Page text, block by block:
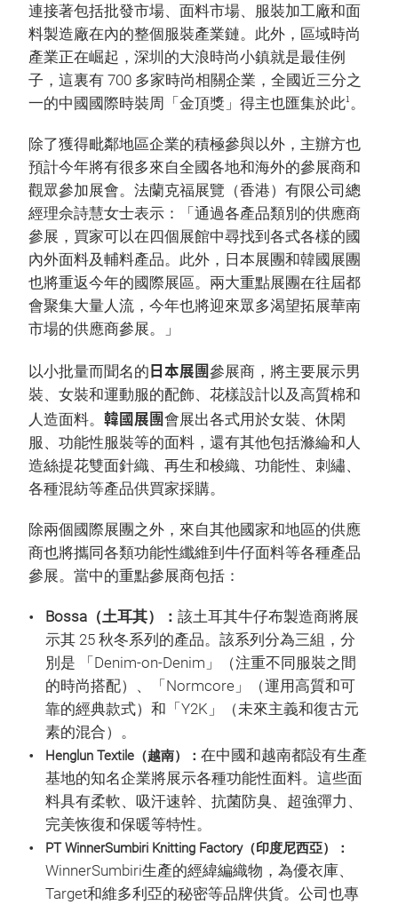
連接著包括批發市場、面料市場、服裝加工廠和面
料製造廠在內的整個服裝產業鏈。此外，區域時尚
產業正在崛起，深圳的大浪時尚小鎮就是最佳例
子，這裏有 700 多家時尚相關企業，全國近三分之
一的中國國際時裝周「金頂獎」得主也匯集於此1。
除了獲得毗鄰地區企業的積極參與以外，主辦方也
預計今年將有很多來自全國各地和海外的參展商和
觀眾參加展會。法蘭克福展覽（香港）有限公司總
經理佘詩慧女士表示：「通過各產品類別的供應商
參展，買家可以在四個展館中尋找到各式各樣的國
內外面料及輔料產品。此外，日本展團和韓國展團
也將重返今年的國際展區。兩大重點展團在往屆都
會聚集大量人流，今年也將迎來眾多渴望拓展華南
市場的供應商參展。」
以小批量而聞名的日本展團參展商，將主要展示男
裝、女裝和運動服的配飾、花樣設計以及高質棉和
人造面料。 韓國展團會展出各式用於女裝、休閑
服、功能性服裝等的面料，還有其他包括滌綸和人
造絲提花雙面針織、再生和梭織、功能性、刺繡、
各種混紡等產品供買家採購。
除兩個國際展團之外，來自其他國家和地區的供應
商也將攜同各類功能性纖維到牛仔面料等各種產品
參展。當中的重點參展商包括：
Bossa（土耳其）： 該土耳其牛仔布製造商將展
示其 25 秋冬系列的產品。該系列分為三組，分
別是 「Denim-on-Denim」（注重不同服裝之間
的時尚搭配）、「Normcore」（運用高質和可
靠的經典款式）和「Y2K」（未來主義和復古元
素的混合）。
Henglun Textile（越南）： 在中國和越南都設有生產
基地的知名企業將展示各種功能性面料。這些面
料具有柔軟、吸汗速幹、抗菌防臭、超強彈力、
完美恢復和保暖等特性。
PT WinnerSumbiri Knitting Factory（印度尼西亞）：
WinnerSumbiri生產的經緯編織物，為優衣庫、
Target和維多利亞的秘密等品牌供貨。公司也專